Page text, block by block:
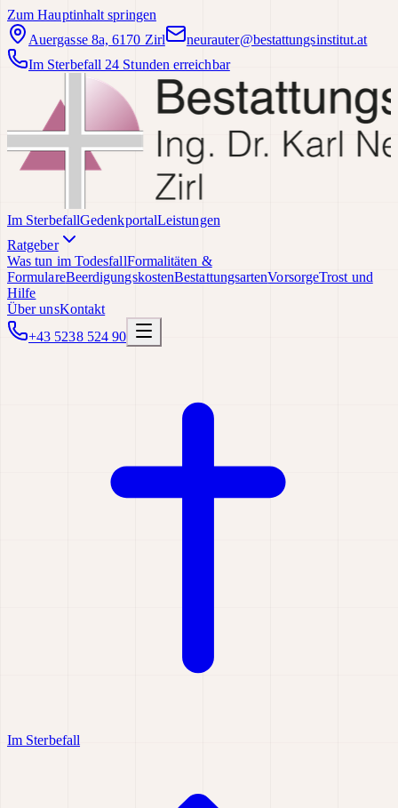
Zum Hauptinhalt springen
Auergasse 8a, 6170 Zirl
neurauter@bestattungsinstitut.at
Im Sterbefall 24 Stunden erreichbar
Im SterbefallGedenkportalLeistungen
Ratgeber
Was tun im TodesfallFormalitäten &
FormulareBeerdigungskostenBestattungsartenVorsorgeTrost und
Hilfe
Über unsKontakt
+43 5238 524 90
Im Sterbefall